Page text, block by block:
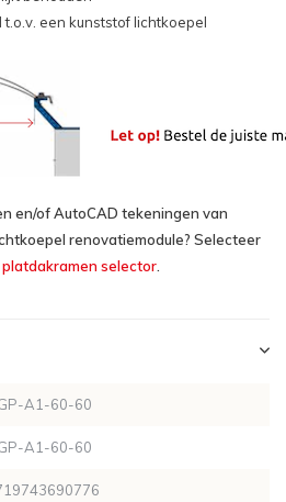
een kunststof lichtkoepel
en/of AutoCAD tekeningen van
renovatiemodule? Selecteer
platdakramen selector
A1-60-60
A1-60-60